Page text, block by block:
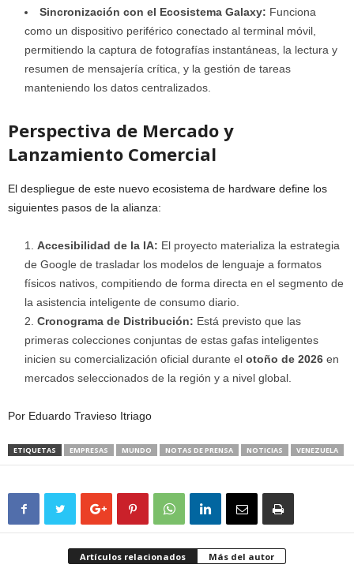
Sincronización con el Ecosistema Galaxy: Funciona
como un dispositivo periférico conectado al terminal móvil,
permitiendo la captura de fotografías instantáneas, la lectura y
resumen de mensajería crítica, y la gestión de tareas
manteniendo los datos centralizados.
Perspectiva de Mercado y
Lanzamiento Comercial
El despliegue de este nuevo ecosistema de hardware define los
siguientes pasos de la alianza:
Accesibilidad de la IA: El proyecto materializa la estrategia
de Google de trasladar los modelos de lenguaje a formatos
físicos nativos, compitiendo de forma directa en el segmento de
la asistencia inteligente de consumo diario.
Cronograma de Distribución: Está previsto que las
primeras colecciones conjuntas de estas gafas inteligentes
inicien su comercialización oficial durante el otoño de 2026 en
mercados seleccionados de la región y a nivel global.
Por Eduardo Travieso Itriago
ETIQUETAS EMPRESAS MUNDO NOTAS DE PRENSA NOTICIAS VENEZUELA
Artículos relacionados Más del autor